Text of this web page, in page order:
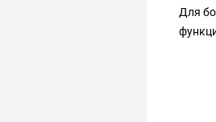
Для